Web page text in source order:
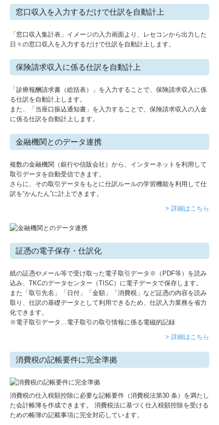
窓口収入を入力するだけで仕訳を自動計上
「窓口収入集計表」イメージの入力画面より、レセコンから出力した
日々の窓口収入を入力するだけで仕訳を自動計上します。
保険請求収入に係る仕訳を自動計上
「診療報酬請求書（総括表）」を入力することで、保険請求収入に係
る仕訳を自動計上します。
また、「当座口振込通知書」を入力することで、保険請求収入の入金
に係る仕訳を自動計上します。
金融機関とのデータ連携
複数の金融機関（銀行や信販会社）から、インターネットを利用して
取引データを自動受信できます。
さらに、その取引データをもとに仕訳ルールの学習機能を利用して仕
訳を“かんたん”に計上できます。
> 詳細はこちら
証憑の電子保存・仕訳化
紙の証憑やメール等で受け取った電子取引データ※（PDF等）を読み
込み、TKCのデータセンター（TISC）に電子データで保存します。
また「取引先名」「日付」「金額」「消費税」など証憑の内容を読み
取り、仕訳の基礎データとして利用できるため、仕訳入力業務を省力
化できます。
※電子取引データ…電子取引の取引情報に係る電磁的記録
> 詳細はこちら
消費税の記帳要件に完全準拠
消費税の仕入税額控除に必要な記帳要件（消費税法第30 条）を満たし
た会計帳簿を作成できます。 消費税法に基づく仕入税額控除を受ける
ための帳簿の記載事項に完全対応しています。